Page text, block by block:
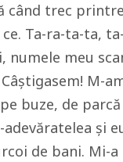
când trec
Ta-ra-ta-ta,
numele meu
M-
buze, de
și
de bani. Mi-